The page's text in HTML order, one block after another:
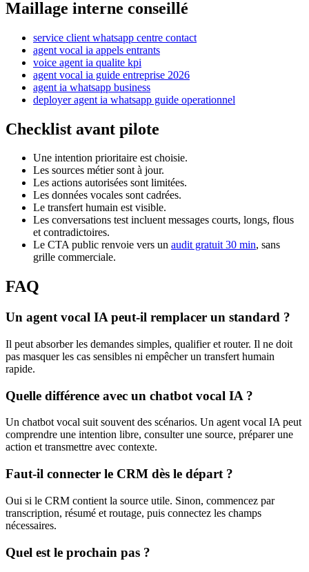
Maillage interne conseillé
service client whatsapp centre contact
agent vocal ia appels entrants
voice agent ia qualite kpi
agent vocal ia guide entreprise 2026
agent ia whatsapp business
deployer agent ia whatsapp guide operationnel
Checklist avant pilote
Une intention prioritaire est choisie.
Les sources métier sont à jour.
Les actions autorisées sont limitées.
Les données vocales sont cadrées.
Le transfert humain est visible.
Les conversations test incluent messages courts, longs, flous
et contradictoires.
Le CTA public renvoie vers un audit gratuit 30 min, sans
grille commerciale.
FAQ
Un agent vocal IA peut-il remplacer un standard ?
Il peut absorber les demandes simples, qualifier et router. Il ne doit
pas masquer les cas sensibles ni empêcher un transfert humain
rapide.
Quelle différence avec un chatbot vocal IA ?
Un chatbot vocal suit souvent des scénarios. Un agent vocal IA peut
comprendre une intention libre, consulter une source, préparer une
action et transmettre avec contexte.
Faut-il connecter le CRM dès le départ ?
Oui si le CRM contient la source utile. Sinon, commencez par
transcription, résumé et routage, puis connectez les champs
nécessaires.
Quel est le prochain pas ?